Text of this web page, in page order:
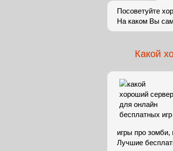
Посоветуйте
На каком Вы
Какой
игры про зомби,
Лучшие